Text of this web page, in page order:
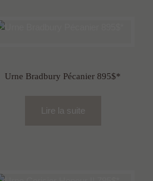
Urne Bradbury Pécanier 895$*
Lire la suite